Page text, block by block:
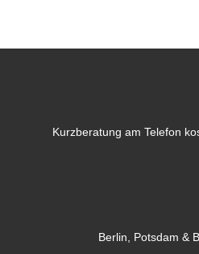
Kurzberatung am Telefon
Berlin, Potsdam &